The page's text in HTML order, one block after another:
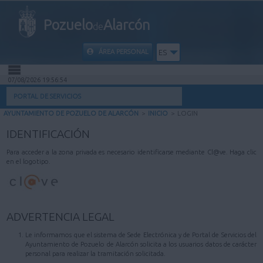
PozuelodeAlarcón
ÁREA PERSONAL ES
INICIO
MI CARPETA
INFORMACIÓN MUNICIPAL
AYUDA
07/08/2026 19:56:54
PORTAL DE SERVICIOS
AYUNTAMIENTO DE POZUELO DE ALARCÓN > INICIO > LOGIN
IDENTIFICACIÓN
Para acceder a la zona privada es necesario identificarse mediante Cl@ve. Haga clic
en el logotipo.
ADVERTENCIA LEGAL
Le informamos que el sistema de Sede Electrónica y de Portal de Servicios del
Ayuntamiento de Pozuelo de Alarcón solicita a los usuarios datos de carácter
personal para realizar la tramitación solicitada.